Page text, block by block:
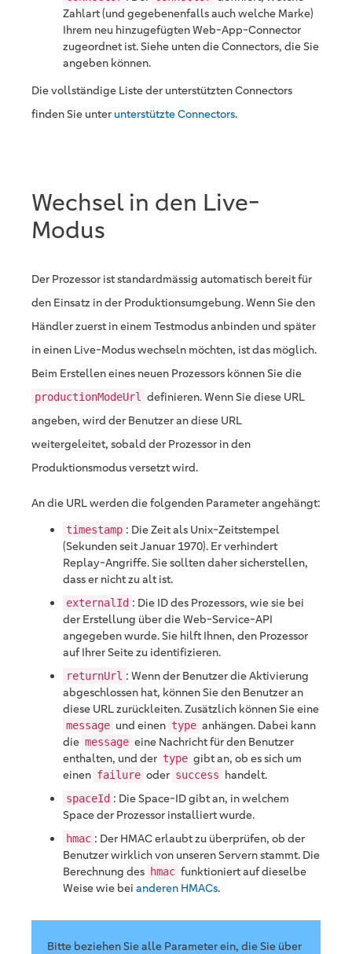
Zahlart (und gegebenenfalls auch welche Marke)
Ihrem neu hinzugefügten Web-App-Connector
zugeordnet ist. Siehe unten die Connectors, die Sie
angeben können.
Die vollständige Liste der unterstützten Connectors
finden Sie unter unterstützte Connectors.
Wechsel in den Live-
Modus
Der Prozessor ist standardmässig automatisch bereit für
den Einsatz in der Produktionsumgebung. Wenn Sie den
Händler zuerst in einem Testmodus anbinden und später
in einen Live-Modus wechseln möchten, ist das möglich.
Beim Erstellen eines neuen Prozessors können Sie die
productionModeUrl
definieren. Wenn Sie diese URL
angeben, wird der Benutzer an diese URL
weitergeleitet, sobald der Prozessor in den
Produktionsmodus versetzt wird.
An die URL werden die folgenden Parameter angehängt:
timestamp : Die Zeit als Unix-Zeitstempel
(Sekunden seit Januar 1970). Er verhindert
Replay-Angriffe. Sie sollten daher sicherstellen,
dass er nicht zu alt ist.
externalId : Die ID des Prozessors, wie sie bei
der Erstellung über die Web-Service-API
angegeben wurde. Sie hilft Ihnen, den Prozessor
auf Ihrer Seite zu identifizieren.
returnUrl : Wenn der Benutzer die Aktivierung
abgeschlossen hat, können Sie den Benutzer an
diese URL zurückleiten. Zusätzlich können Sie eine
message und einen type anhängen. Dabei kann
die message eine Nachricht für den Benutzer
enthalten, und der type gibt an, ob es sich um
einen failure oder success handelt.
spaceId : Die Space-ID gibt an, in welchem
Space der Prozessor installiert wurde.
hmac : Der HMAC erlaubt zu überprüfen, ob der
Benutzer wirklich von unseren Servern stammt. Die
Berechnung des hmac funktioniert auf dieselbe
Weise wie bei anderen HMACs.
Bitte beziehen Sie alle Parameter ein, die Sie über